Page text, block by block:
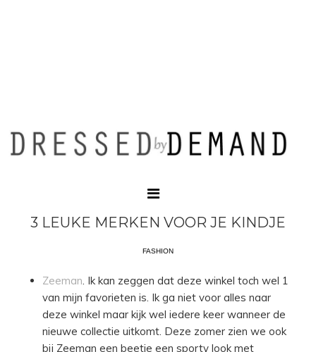
3 LEUKE MERKEN VOOR JE KINDJE
FASHION
Zeeman. Ik kan zeggen dat deze winkel toch wel 1
van mijn favorieten is. Ik ga niet voor alles naar
deze winkel maar kijk wel iedere keer wanneer de
nieuwe collectie uitkomt. Deze zomer zien we ook
bij Zeeman een beetje een sporty look met